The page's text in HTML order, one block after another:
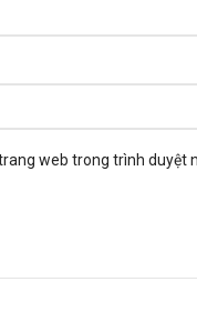
web trong trình duyệt